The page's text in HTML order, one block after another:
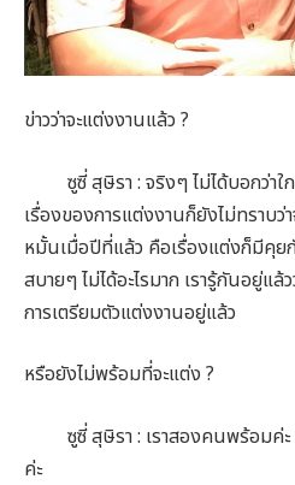
ข่าวว่าจะแต่งงานแล้ว ?
ซูซี่ สุษิรา : จริงๆ ไม่ได้บอกว่าใ
เรื่องของการแต่งงานก็ยังไม่ทราบว่า
หมั้นเมื่อปีที่แล้ว คือเรื่องแต่งก็มีคุย
สบายๆ ไม่ได้อะไรมาก เรารู้กันอยู่แ
การเตรียมตัวแต่งงานอยู่แล้ว
หรือยังไม่พร้อมที่จะแต่ง ?
ซูซี่ สุษิรา : เราสองคนพร้อมค่ะ แ
ค่ะ